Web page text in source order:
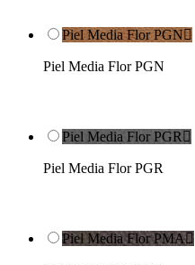
Piel Media Flor PGN
Piel Media Flor PGN
Piel Media Flor PGR 
Piel Media Flor PGR
Piel Media Flor PMA